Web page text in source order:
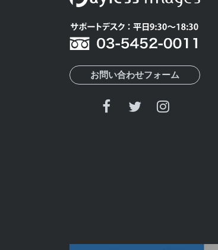
お問い合わせフォーム